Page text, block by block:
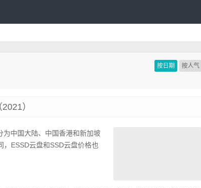
按日期 按人气
）
为中国大陆、中国香港和新加坡
，ESSD云盘和SSD云盘价格也